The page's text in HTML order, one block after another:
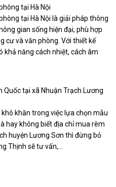
tại Hà Nội
tại Hà Nội là giải pháp thông
gian sống hiện đại, phù hợp
cư và văn phòng. Với thiết kế
khả năng cách nhiệt, cách âm
Quốc tại xã Nhuận Trạch Lương
khó khăn trong việc lựa chọn mẫu
hay không biết địa chỉ mua rèm
huyện Lương Sơn thì đừng bỏ
Thịnh sẽ tư vấn,...